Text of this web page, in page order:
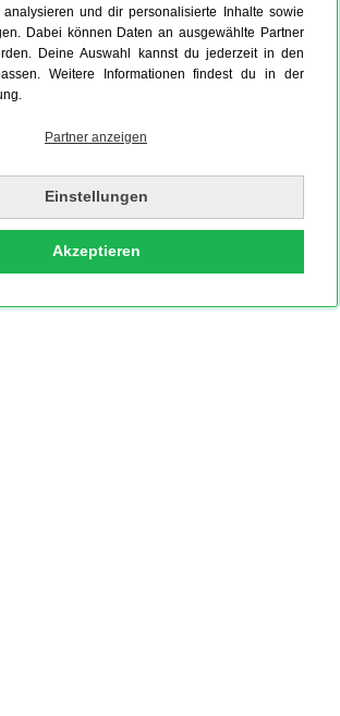
und dir personalisierte Inhalte sowie
Dabei können Daten an ausgewählte Partner
Deine Auswahl kannst du jederzeit in den
Weitere Informationen findest du in der
Partner anzeigen
Einstellungen
Akzeptieren